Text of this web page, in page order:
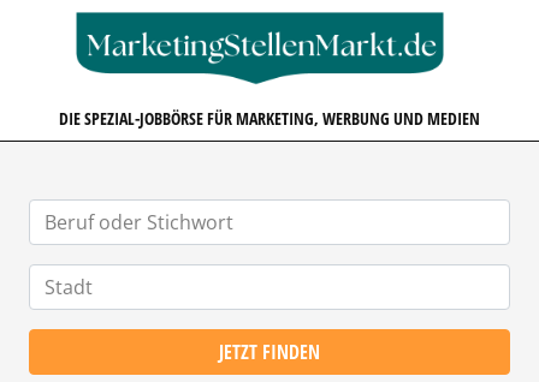
DIE SPEZIAL-JOBBÖRSE FÜR MARKETING, WERBUNG UND MEDIEN
JETZT FINDEN